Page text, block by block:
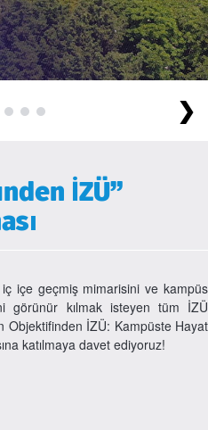
❯
İZÜ”
içe geçmiş mimarisini ve kampüs
görünür kılmak isteyen tüm İZÜ
Objektifinden İZÜ: Kampüste Hayat
katılmaya davet ediyoruz!